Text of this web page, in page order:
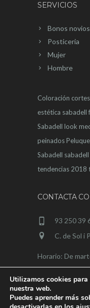
SERVICIOS
Bonos novios
Posticeria
Mujer
Hombre
Coloración
estética sabadell
Sabadell look
peinados
Sabadell sabadell
tendencias 2018
CONTACTA
93 250 39
C. de Sol i
Horario: De
sábados de 9 a
Utilizamos cookies
nuestra web.
Puedes aprender más